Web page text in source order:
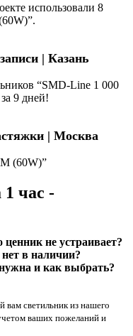
использовали 8
| Казань
“SMD-Line 1 000
9 дней!
| Москва
(60W)”
1 час -
ценник не устраивает?
нет в наличии?
и как выбрать?
светильник из нашего
ваших пожеланий и